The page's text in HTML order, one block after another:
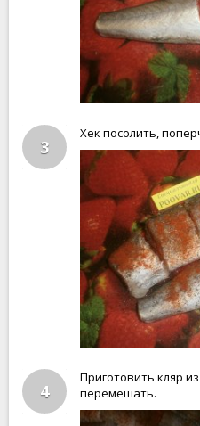
3
Хек посолить,
4
Приготовить кляр
перемешать.